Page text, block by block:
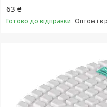
Купити
63 ₴
Готово до відправки Оптом і в